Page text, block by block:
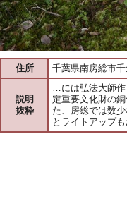
住所 千葉県南房総市
説明
抜粋
…には弘法大師
定重要文化財の
た、房総では数
とライトアップ